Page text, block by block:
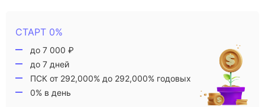
СТАРТ 0%
до 7 000 ₽
до 7 дней
ПСК от 292,000% до 292,000% годовых
0% в день